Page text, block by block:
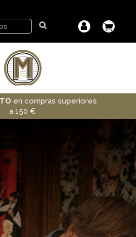
en compras superiores
a 150 €